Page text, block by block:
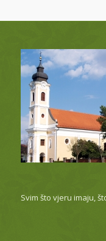
Svim što vjeru imaju,